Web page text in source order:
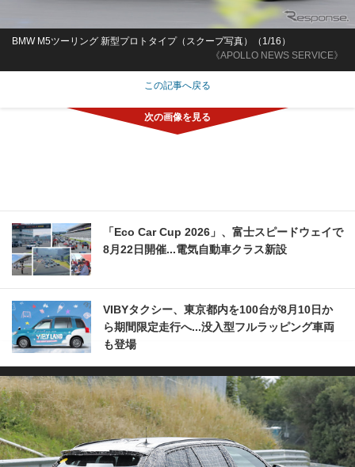
《APOLLO NEWS SERVICE》
BMW M5ツーリング 新型プロトタイプ（スクープ写真）（1/16）
この記事へ戻る
「Eco Car Cup 2026」、富士スピードウェイで
8月22日開催...電気自動車クラス新設
VIBYタクシー、東京都内を100台が8月10日か
ら期間限定走行へ...没入型フルラッピング車両
も登場